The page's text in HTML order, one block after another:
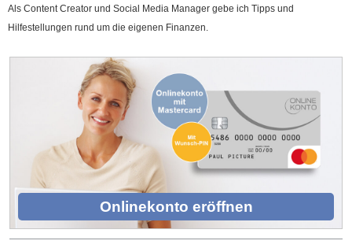
Als Content Creator und Social Media Manager gebe ich Tipps und
Hilfestellungen rund um die eigenen Finanzen.
Onlinekonto eröffnen